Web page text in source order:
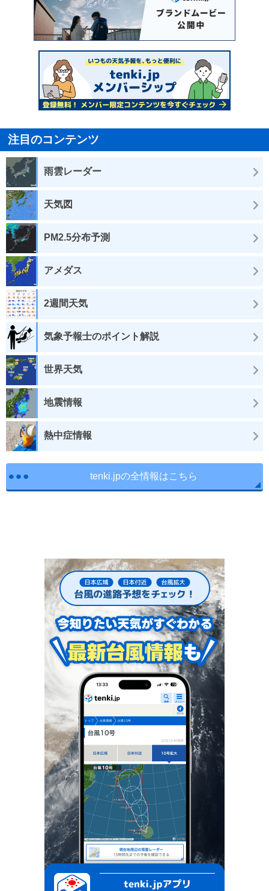
注目のコンテンツ
雨雲レーダー
天気図
PM2.5分布予測
アメダス
2週間天気
気象予報士のポイント解説
世界天気
地震情報
熱中症情報
tenki.jpの全情報はこちら